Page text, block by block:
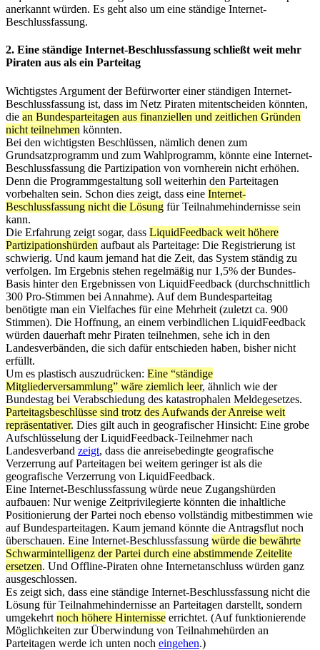
anerkannt würden. Es geht also um eine ständige Internet-
Beschlussfassung.
2. Eine ständige Internet-Beschlussfassung schließt weit mehr
Piraten aus als ein Parteitag
Wichtigstes Argument der Befürworter einer ständigen Internet-
Beschlussfassung ist, dass im Netz Piraten mitentscheiden könnten,
die an Bundesparteitagen aus finanziellen und zeitlichen Gründen
nicht teilnehmen könnten.
Bei den wichtigsten Beschlüssen, nämlich denen zum
Grundsatzprogramm und zum Wahlprogramm, könnte eine Internet-
Beschlussfassung die Partizipation von vornherein nicht erhöhen.
Denn die Programmgestaltung soll weiterhin den Parteitagen
vorbehalten sein. Schon dies zeigt, dass eine Internet-
Beschlussfassung nicht die Lösung für Teilnahmehindernisse sein
kann.
Die Erfahrung zeigt sogar, dass LiquidFeedback weit höhere
Partizipationshürden aufbaut als Parteitage: Die Registrierung ist
schwierig. Und kaum jemand hat die Zeit, das System ständig zu
verfolgen. Im Ergebnis stehen regelmäßig nur 1,5% der Bundes-
Basis hinter den Ergebnissen von LiquidFeedback (durchschnittlich
300 Pro-Stimmen bei Annahme). Auf dem Bundesparteitag
benötigte man ein Vielfaches für eine Mehrheit (zuletzt ca. 900
Stimmen). Die Hoffnung, an einem verbindlichen LiquidFeedback
würden dauerhaft mehr Piraten teilnehmen, sehe ich in den
Landesverbänden, die sich dafür entschieden haben, bisher nicht
erfüllt.
Um es plastisch auszudrücken: Eine “ständige
Mitgliederversammlung” wäre ziemlich leer, ähnlich wie der
Bundestag bei Verabschiedung des katastrophalen Meldegesetzes.
Parteitagsbeschlüsse sind trotz des Aufwands der Anreise weit
repräsentativer. Dies gilt auch in geografischer Hinsicht: Eine grobe
Aufschlüsselung der LiquidFeedback-Teilnehmer nach
Landesverband zeigt, dass die anreisebedingte geografische
Verzerrung auf Parteitagen bei weitem geringer ist als die
geografische Verzerrung von LiquidFeedback.
Eine Internet-Beschlussfassung würde neue Zugangshürden
aufbauen: Nur wenige Zeitprivilegierte könnten die inhaltliche
Positionierung der Partei noch ebenso vollständig mitbestimmen wie
auf Bundesparteitagen. Kaum jemand könnte die Antragsflut noch
überschauen. Eine Internet-Beschlussfassung würde die bewährte
Schwarmintelligenz der Partei durch eine abstimmende Zeitelite
ersetzen. Und Offline-Piraten ohne Internetanschluss würden ganz
ausgeschlossen.
Es zeigt sich, dass eine ständige Internet-Beschlussfassung nicht die
Lösung für Teilnahmehindernisse an Parteitagen darstellt, sondern
umgekehrt noch höhere Hinternisse errichtet. (Auf funktionierende
Möglichkeiten zur Überwindung von Teilnahmehürden an
Parteitagen werde ich unten noch eingehen.)